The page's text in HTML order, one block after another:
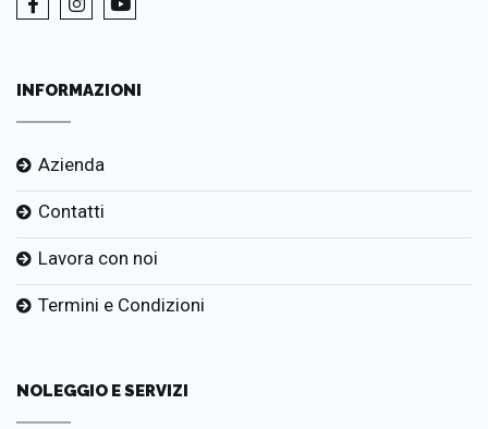
INFORMAZIONI
Azienda
Contatti
Lavora con noi
Termini e Condizioni
NOLEGGIO E SERVIZI